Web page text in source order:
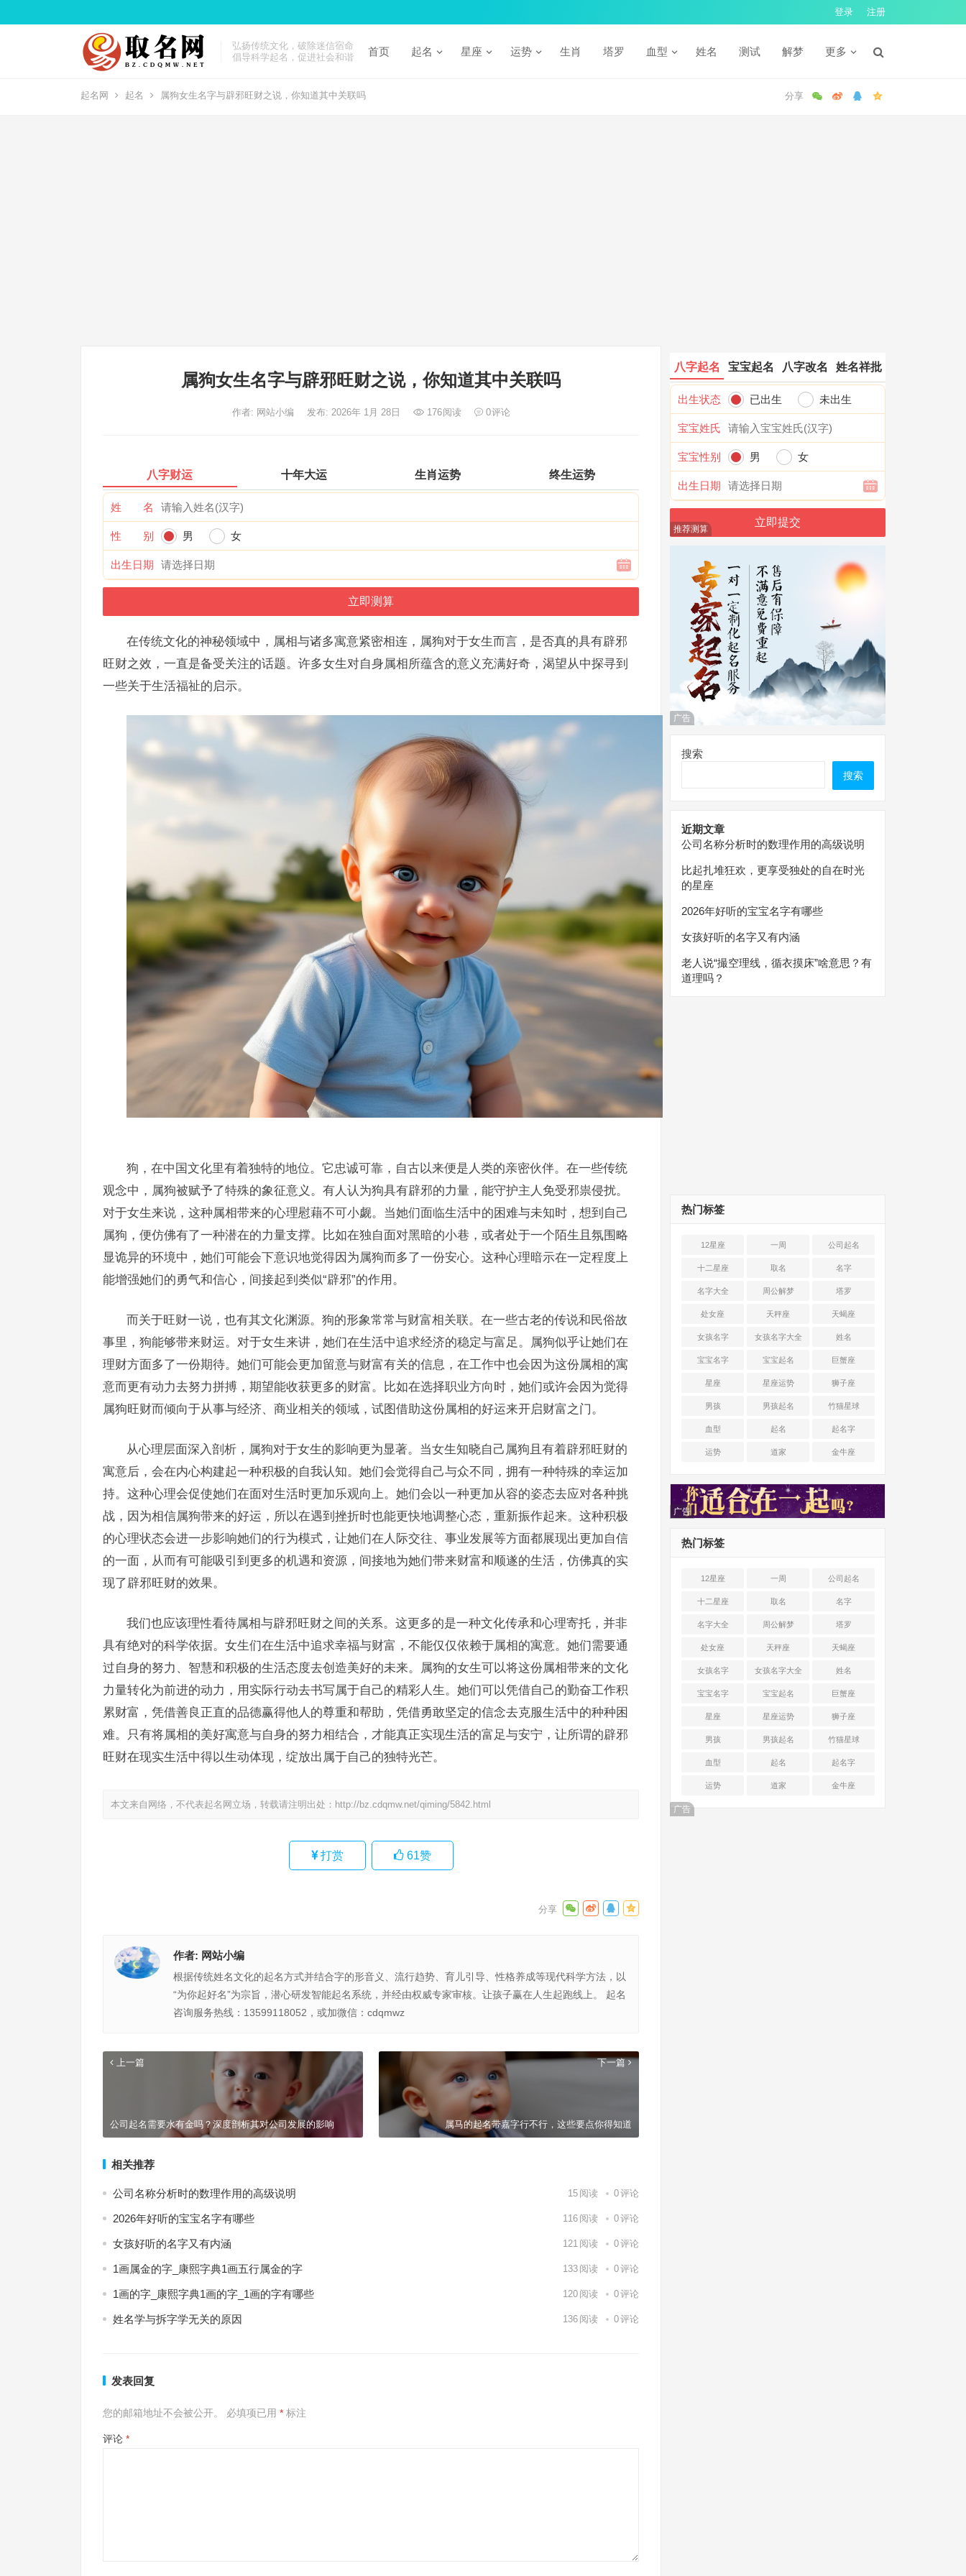
登录 注册
弘扬传统文化，破除迷信宿命
倡导科学起名，促进社会和谐
首页 起名 星座 运势 生肖 塔罗 血型 姓名 测试 解梦 更多
起名网 起名 属狗女生名字与辟邪旺财之说，你知道其中关联吗
属狗女生名字与辟邪旺财之说，你知道其中关联吗
作者: 网站小编 发布: 2026年 1月 28日 176阅读 0评论
八字财运 十年大运 生肖运势 终生运势
姓 名
性 别 男 女
出生日期
在传统文化的神秘领域中，属相与诸多寓意紧密相连，属狗对于女生而言，是否真的具有辟邪
旺财之效，一直是备受关注的话题。许多女生对自身属相所蕴含的意义充满好奇，渴望从中探寻到
一些关于生活福祉的启示。
狗，在中国文化里有着独特的地位。它忠诚可靠，自古以来便是人类的亲密伙伴。在一些传统
观念中，属狗被赋予了特殊的象征意义。有人认为狗具有辟邪的力量，能守护主人免受邪祟侵扰。
对于女生来说，这种属相带来的心理慰藉不可小觑。当她们面临生活中的困难与未知时，想到自己
属狗，便仿佛有了一种潜在的力量支撑。比如在独自面对黑暗的小巷，或者处于一个陌生且氛围略
显诡异的环境中，她们可能会下意识地觉得因为属狗而多了一份安心。这种心理暗示在一定程度上
能增强她们的勇气和信心，间接起到类似“辟邪”的作用。
而关于旺财一说，也有其文化渊源。狗的形象常常与财富相关联。在一些古老的传说和民俗故
事里，狗能够带来财运。对于女生来讲，她们在生活中追求经济的稳定与富足。属狗似乎让她们在
理财方面多了一份期待。她们可能会更加留意与财富有关的信息，在工作中也会因为这份属相的寓
意而更有动力去努力拼搏，期望能收获更多的财富。比如在选择职业方向时，她们或许会因为觉得
属狗旺财而倾向于从事与经济、商业相关的领域，试图借助这份属相的好运来开启财富之门。
从心理层面深入剖析，属狗对于女生的影响更为显著。当女生知晓自己属狗且有着辟邪旺财的
寓意后，会在内心构建起一种积极的自我认知。她们会觉得自己与众不同，拥有一种特殊的幸运加
持。这种心理会促使她们在面对生活时更加乐观向上。她们会以一种更加从容的姿态去应对各种挑
战，因为相信属狗带来的好运，所以在遇到挫折时也能更快地调整心态，重新振作起来。这种积极
的心理状态会进一步影响她们的行为模式，让她们在人际交往、事业发展等方面都展现出更加自信
的一面，从而有可能吸引到更多的机遇和资源，间接地为她们带来财富和顺遂的生活，仿佛真的实
现了辟邪旺财的效果。
我们也应该理性看待属相与辟邪旺财之间的关系。这更多的是一种文化传承和心理寄托，并非
具有绝对的科学依据。女生们在生活中追求幸福与财富，不能仅仅依赖于属相的寓意。她们需要通
过自身的努力、智慧和积极的生活态度去创造美好的未来。属狗的女生可以将这份属相带来的文化
力量转化为前进的动力，用实际行动去书写属于自己的精彩人生。她们可以凭借自己的勤奋工作积
累财富，凭借善良正直的品德赢得他人的尊重和帮助，凭借勇敢坚定的信念去克服生活中的种种困
难。只有将属相的美好寓意与自身的努力相结合，才能真正实现生活的富足与安宁，让所谓的辟邪
旺财在现实生活中得以生动体现，绽放出属于自己的独特光芒。
本文来自网络，不代表起名网立场，转载请注明出处： http://bz.cdqmw.net/qiming/5842.html
打赏 61赞
作者: 网站小编
根据传统姓名文化的起名方式并结合字的形音义、流行趋势、育儿引导、性格养成等现代科学方法，以
“为你起好名”为宗旨，潜心研发智能起名系统，并经由权威专家审核。让孩子赢在人生起跑线上。 起名
咨询服务热线：13599118052，或加微信：cdqmwz
上一篇
公司起名需要水有金吗？深度剖析其对公司发展的影响
下一篇
属马的起名带嘉字行不行，这些要点你得知道
相关推荐
公司名称分析时的数理作用的高级说明 15 阅读 0评论
2026年好听的宝宝名字有哪些 116 阅读 0评论
女孩好听的名字又有内涵 121 阅读 0评论
1画属金的字_康熙字典1画五行属金的字 133 阅读 0评论
1画的字_康熙字典1画的字_1画的字有哪些 120 阅读 0评论
姓名学与拆字学无关的原因 136 阅读 0评论
发表回复
您的邮箱地址不会被公开。 必填项已用 * 标注
评论 *
八字起名 宝宝起名 八字改名 姓名祥批
出生状态 已出生 未出生
宝宝姓氏
宝宝性别 男 女
出生日期
推荐测算
广告
搜索
搜索
近期文章
公司名称分析时的数理作用的高级说明
比起扎堆狂欢，更享受独处的自在时光
的星座
2026年好听的宝宝名字有哪些
女孩好听的名字又有内涵
老人说“撮空理线，循衣摸床”啥意思？有
道理吗？
热门标签
12星座 一周 公司起名
十二星座 取名 名字
名字大全 周公解梦 塔罗
处女座 天秤座 天蝎座
女孩名字 女孩名字大全 姓名
宝宝名字 宝宝起名 巨蟹座
星座 星座运势 狮子座
男孩 男孩起名 竹猫星球
血型 起名 起名字
运势 道家 金牛座
广告
热门标签
12星座 一周 公司起名
十二星座 取名 名字
名字大全 周公解梦 塔罗
处女座 天秤座 天蝎座
女孩名字 女孩名字大全 姓名
宝宝名字 宝宝起名 巨蟹座
星座 星座运势 狮子座
男孩 男孩起名 竹猫星球
血型 起名 起名字
运势 道家 金牛座
广告